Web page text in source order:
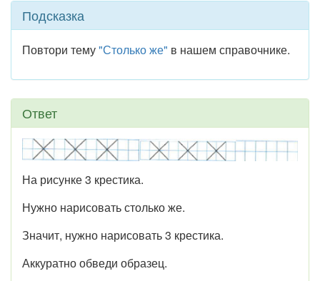
Подсказка
Повтори тему"Столько же" в нашем справочнике.
Ответ
На рисунке 3 крестика.
Нужно нарисовать столько же.
Значит, нужно нарисовать 3 крестика.
Аккуратно обведи образец.